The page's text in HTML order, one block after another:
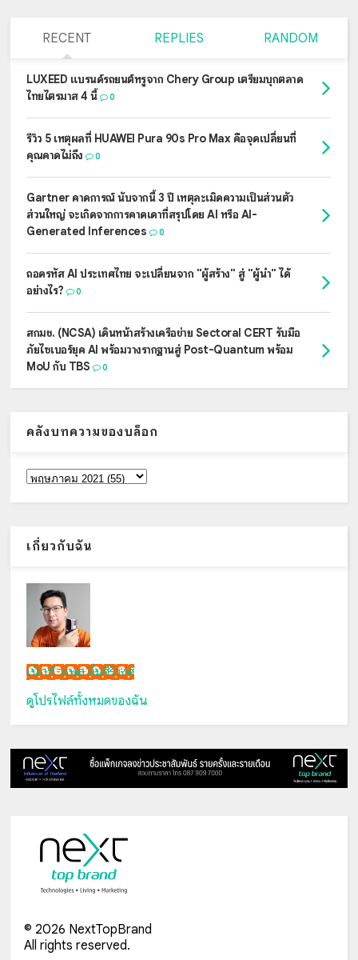
RECENT REPLIES RANDOM
LUXEED แบรนด์รถยนต์หรูจาก Chery Group เตรียมบุกตลาด
ไทยไตรมาส 4 นี้
0
รีวิว 5 เหตุผลที่ HUAWEI Pura 90s Pro Max คือจุดเปลี่ยนที่
คุณคาดไม่ถึง
0
Gartner คาดการณ์ นับจากนี้ 3 ปี เหตุละเมิดความเป็นส่วนตัว
ส่วนใหญ่ จะเกิดจากการคาดเดาที่สรุปโดย AI หรือ AI-
Generated Inferences
0
ถอดรหัส AI ประเทศไทย จะเปลี่ยนจาก "ผู้สร้าง" สู่ "ผู้นำ" ได้
อย่างไร?
0
สกมช. (NCSA) เดินหน้าสร้างเครือข่าย Sectoral CERT รับมือ
ภัยไซเบอร์ยุค AI พร้อมวางรากฐานสู่ Post-Quantum พร้อม
MoU กับ TBS
0
คลังบทความของบล็อก
เกี่ยวกับฉัน
เน็กซ์ วรพล ลิ่มศิริวงศ์
ดูโปรไฟล์ทั้งหมดของฉัน
© 2026 NextTopBrand
All rights reserved.